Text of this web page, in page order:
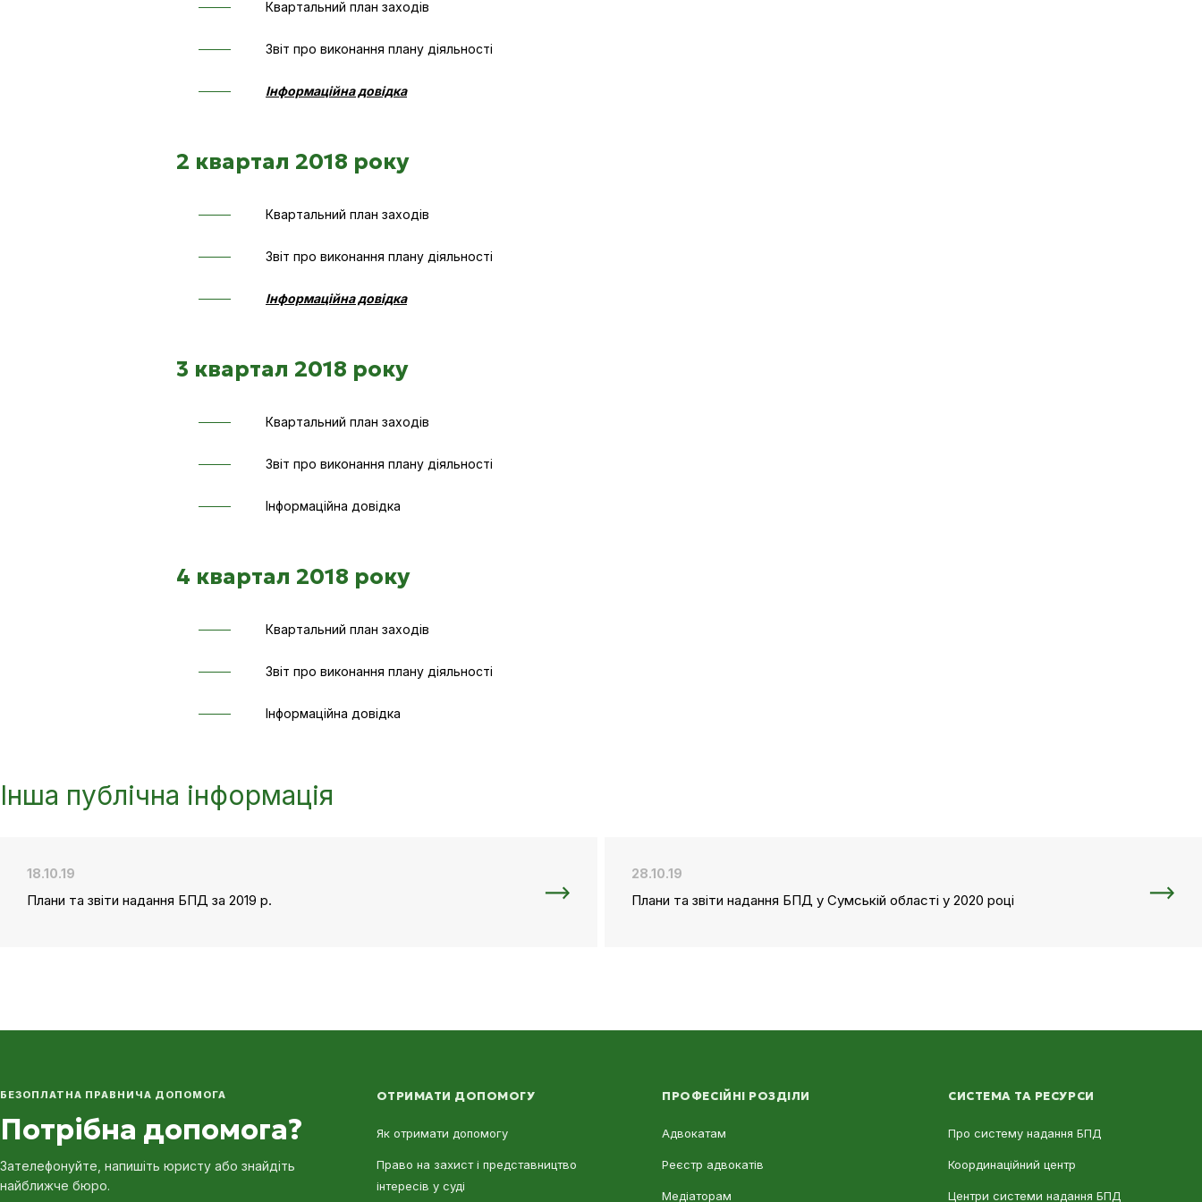
Квартальний план заходів
Звіт про виконання плану діяльності
Інформаційна довідка
2 квартал 2018 року
Квартальний план заходів
Звіт про виконання плану діяльності
Інформаційна довідка
3 квартал 2018 року
Квартальний план заходів
Звіт про виконання плану діяльності
Інформаційна довідка
4 квартал 2018 року
Квартальний план заходів
Звіт про виконання плану діяльності
Інформаційна довідка
Інша публічна інформація
18.10.19
Плани та звіти надання БПД за 2019 р.
28.10.19
Плани та звіти надання БПД у Сумській області у 2020 році
БЕЗОПЛАТНА ПРАВНИЧА ДОПОМОГА
Потрібна допомога?
Зателефонуйте, напишіть юристу або знайдіть
найближче бюро.
ОТРИМАТИ ДОПОМОГУ
Як отримати допомогу
Право на захист і представництво
інтересів у суді
ПРОФЕСІЙНІ РОЗДІЛИ
Адвокатам
Реєстр адвокатів
Медіаторам
СИСТЕМА ТА РЕСУРСИ
Про систему надання БПД
Координаційний центр
Центри системи надання БПД